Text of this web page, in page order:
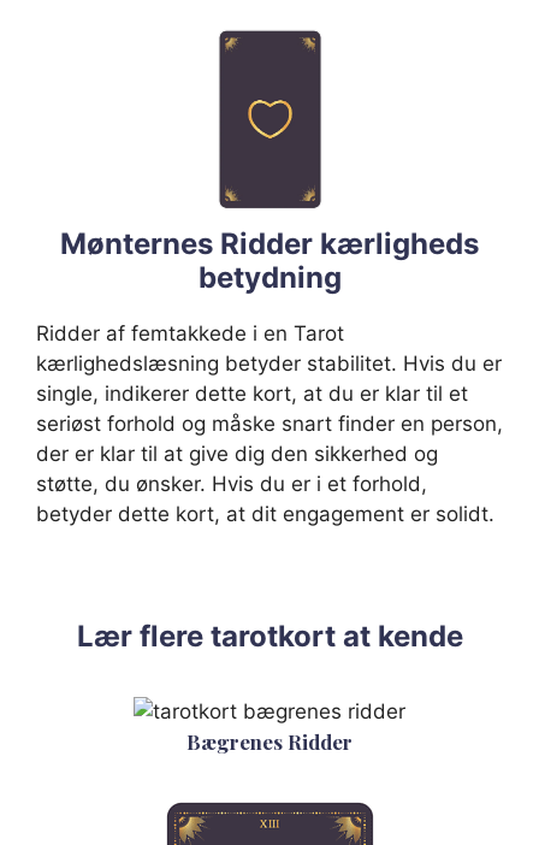
Mønternes Ridder kærligheds
betydning
Ridder af femtakkede i en Tarot
kærlighedslæsning betyder stabilitet. Hvis du er
single, indikerer dette kort, at du er klar til et
seriøst forhold og måske snart finder en person,
der er klar til at give dig den sikkerhed og
støtte, du ønsker. Hvis du er i et forhold,
betyder dette kort, at dit engagement er solidt.
Lær flere tarotkort at kende
Bægrenes Ridder